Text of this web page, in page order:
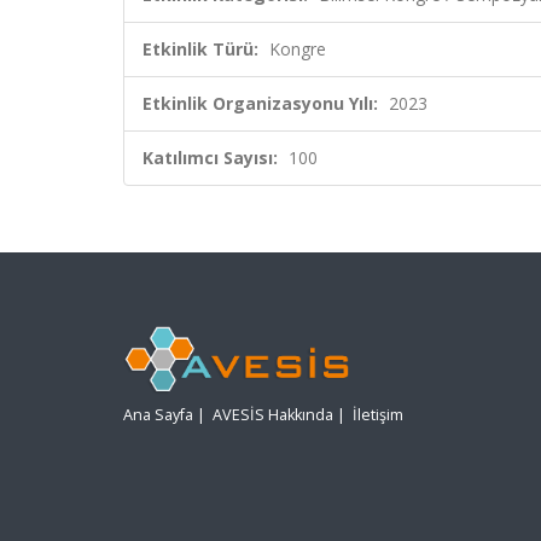
Etkinlik Türü: Kongre
Etkinlik Organizasyonu Yılı: 2023
Katılımcı Sayısı: 100
Ana Sayfa | AVESİS Hakkında | İletişim